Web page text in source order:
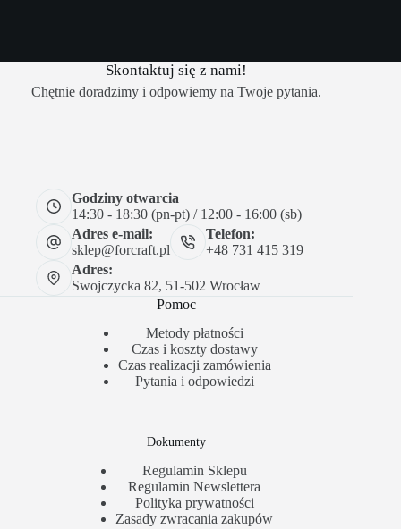
Skontaktuj się z nami!
Chętnie doradzimy i odpowiemy na Twoje pytania.
Godziny otwarcia
14:30 - 18:30 (pn-pt) / 12:00 - 16:00 (sb)
Adres e-mail:
sklep@forcraft.pl
Telefon:
+48 731 415 319
Adres:
Swojczycka 82, 51-502 Wrocław
Pomoc
Metody płatności
Czas i koszty dostawy
Czas realizacji zamówienia
Pytania i odpowiedzi
Dokumenty
Regulamin Sklepu
Regulamin Newslettera
Polityka prywatności
Zasady zwracania zakupów